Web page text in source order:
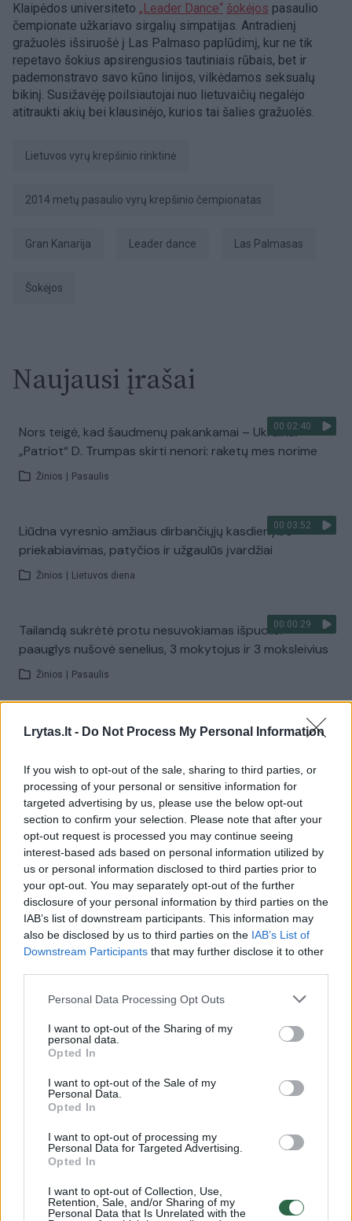
Lrytas.lt - Do Not Process My Personal Information
If you wish to opt-out of the sale, sharing to third parties, or
processing of your personal or sensitive information for
targeted advertising by us, please use the below opt-out
section to confirm your selection. Please note that after your
opt-out request is processed you may continue seeing
interest-based ads based on personal information utilized by
us or personal information disclosed to third parties prior to
your opt-out. You may separately opt-out of the further
disclosure of your personal information by third parties on the
IAB’s list of downstream participants. This information may
also be disclosed by us to third parties on the IAB’s List of
Downstream Participants that may further disclose it to other
Personal Data Processing Opt Outs
I want to opt-out of the Sharing of my
personal data.
Opted In
I want to opt-out of the Sale of my
Personal Data.
Opted In
I want to opt-out of processing my
Personal Data for Targeted Advertising.
Opted In
I want to opt-out of Collection, Use,
Retention, Sale, and/or Sharing of my
Personal Data that Is Unrelated with the
Klaipėdos universiteto „Leader Dance“ šokėjos pasaulio
čempionate užkariavo sirgalių simpatijas. Antradienį
gražuolės išsiruošė į Las Palmaso paplūdimį, kur ne tik
repetavo šokius apsirengusios tautiniais rūbais, bet ir
pademonstravo savo kūno linijos, vilkėdamos seksualų
bikinį. Susižavėję poilsiautojai nuo lietuvaičių negalėjo
atitraukti akių bei klausinėjo, kurios tai šalies gražuolės.
Lietuvos vyrų krepšinio rinktinė
2014 metų pasaulio vyrų krepšinio čempionatas
Gran Kanarija Leader dance Las Palmasas
šokėjos
Naujausi įrašai
00:02:40
Nors teigė, kad šaudmenų pakankamai – Ukrainai
„Patriot“ D. Trumpas skirti nenori: raketų mes norime
Žinios Pasaulis
00:03:52
Liūdna vyresnio amžiaus dirbančiųjų kasdienybė –
priekabiavimas, patyčios ir užgaulūs įvardžiai
Žinios Lietuvos diena
00:00:29
Tailandą sukrėtė protu nesuvokiamas išpuolis:
paauglys nušovė senelius, 3 mokytojus ir 3 moksleivius
Žinios Pasaulis
00:02:08
Aukštaitijos pučiamųjų orkestras Nyderlanduose
Žinios | Lietuvos diena
Visi įrašai
Žiūrimiausi įrašai
00:00:30
Vaizdai iš tragiškos avarijos Vilniaus r.: dviejų moterų ir
vaiko gyvybių išgelbėti nepavyko
Žinios | Lietuvos diena
Savaitės vidurys nusimato karštas: temperatūra kils iki
32 laipsnių šilumos
Žinios | Orai
00:00:59
Nufilmavo, kaip patvino Vilniaus Vakarinis aplinkkelis:
Žinios | Lietuvos diena